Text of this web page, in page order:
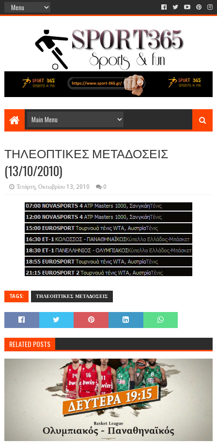
ΤΗΛΕΟΠΤΙΚΕΣ ΜΕΤΑΔΟΣΕΙΣ
(13/10/2010)
Τετάρτη, Οκτωβρίου 13, 2010 0
TAGS: ΤΗΛΕΟΠΤΙΚΕΣ ΜΕΤΑΔΟΣΕΙΣ
RELATED POSTS